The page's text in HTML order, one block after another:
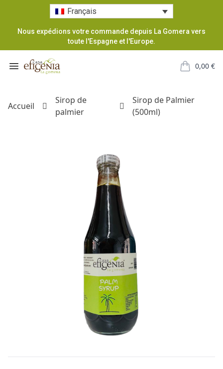
Français
Nous expédions votre commande depuis La Gomera vers
toute l'Espagne et l'Europe.
Open menu
Casa Efigenia 0,00 €
items in
Accueil
Sirop de
palmier
Sirop de Palmier
(500ml)